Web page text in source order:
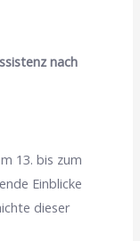
nach
13. bis zum
Einblicke
dieser